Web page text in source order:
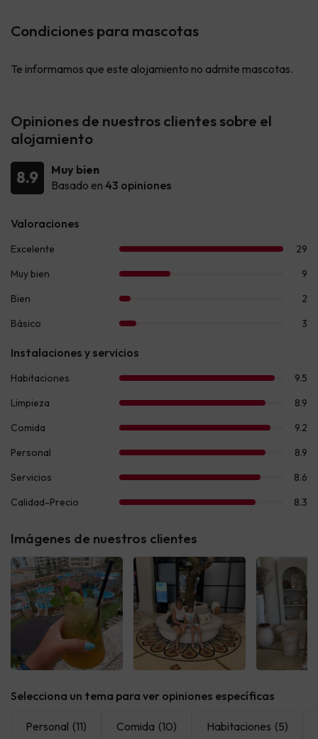
Condiciones para mascotas
Te informamos que este alojamiento no admite mascotas.
Opiniones de nuestros clientes sobre el
alojamiento
8.9
Muy bien
Basado en 43 opiniones
Imágenes de nuestros clientes
Selecciona un tema para ver opiniones específicas
Personal (11) Comida (10) Habitaciones (5)